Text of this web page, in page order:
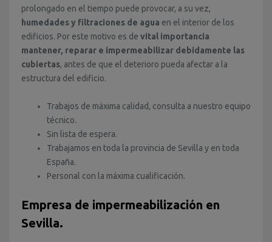
prolongado en el tiempo puede provocar, a su vez,
humedades y filtraciones de agua en el interior de los
edificios. Por este motivo es de vital importancia
mantener, reparar e impermeabilizar debidamente las
cubiertas, antes de que el deterioro pueda afectar a la
estructura del edificio.
Trabajos de máxima calidad, consulta a nuestro equipo
técnico.
Sin lista de espera.
Trabajamos en toda la provincia de Sevilla y en toda
España.
Personal con la máxima cualificación.
Empresa de impermeabilización en
Sevilla.